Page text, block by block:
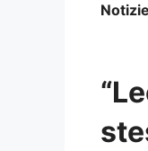
Notizie